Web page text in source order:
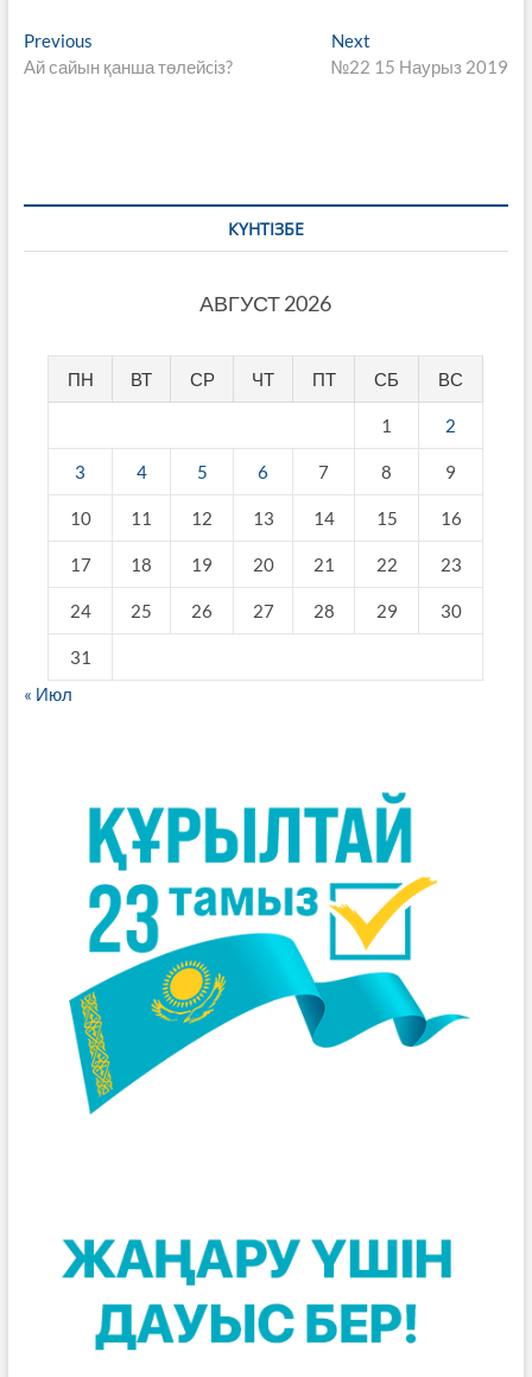
Навигация
по
PreviousPrevious
post:
Ай сайын қанша төлейcіз?
Next
post:
№22 15 Наурыз 2019
КҮНТІЗБЕ
АВГУСТ 2026
ПН ВТ СР ЧТ ПТ СБ ВС
1 2
3 4 5 6 7 8 9
10 11 12 13 14 15 16
17 18 19 20 21 22 23
24 25 26 27 28 29 30
31
« Июл